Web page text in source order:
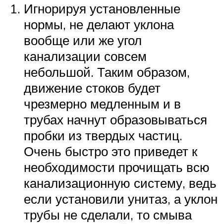
Игнорируя установленные
нормы, не делают уклона
вообще или же угол
канализации совсем
небольшой. Таким образом,
движение стоков будет
чрезмерно медленным и в
трубах начнут образовываться
пробки из твердых частиц.
Очень быстро это приведет к
необходимости прочищать всю
канализационную систему, ведь
если установили унитаз, а уклон
трубы не сделали, то смыва